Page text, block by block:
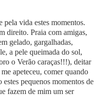
pela vida estes momentos.
direito. Praia com amigas,
gelado, gargalhadas,
a pele queimada do sol,
o Verão caraças!!!), deitar
apeteceu, comer quando
pequenos momentos de
fazem de mim um ser